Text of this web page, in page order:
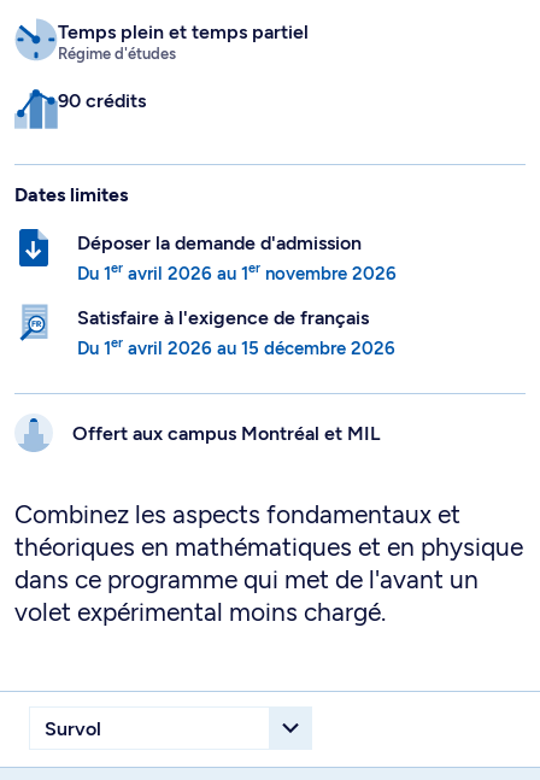
Temps plein et temps partiel
Régime d'études
90 crédits
Dates limites
Déposer la demande d'admission
Du 1er avril 2026 au 1er novembre 2026
Satisfaire à l'exigence de français
Du 1er avril 2026 au 15 décembre 2026
Offert aux campus Montréal et MIL
Combinez les aspects fondamentaux et
théoriques en mathématiques et en physique
dans ce programme qui met de l'avant un
volet expérimental moins chargé.